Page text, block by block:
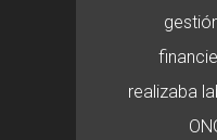
realizaba